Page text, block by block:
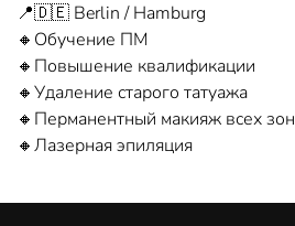
📍🇩🇪 Berlin / Hamburg
🔸Обучение ПМ
🔸Повышение квалификации
🔸Удаление старого татуажа
🔸Перманентный макияж всех зон
🔸Лазерная эпиляция